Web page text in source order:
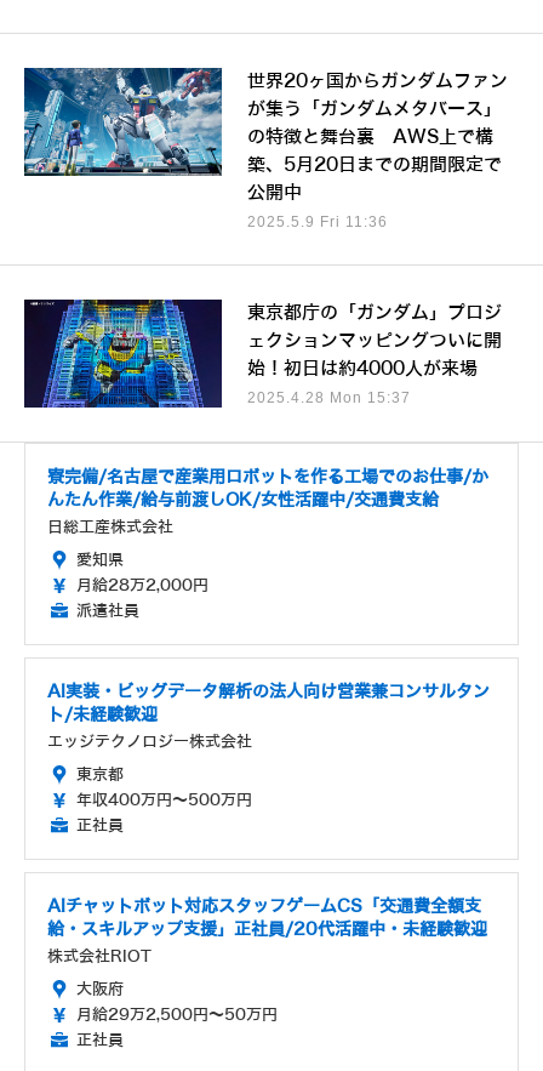
世界20ヶ国からガンダムファン
が集う「ガンダムメタバース」
の特徴と舞台裏 AWS上で構
築、5月20日までの期間限定で
公開中
2025.5.9 Fri 11:36
東京都庁の「ガンダム」プロジ
ェクションマッピングついに開
始！初日は約4000人が来場
2025.4.28 Mon 15:37
寮完備/名古屋で産業用ロボットを作る工場でのお仕事/か
んたん作業/給与前渡しOK/女性活躍中/交通費支給
日総工産株式会社
愛知県
月給28万2,000円
派遣社員
AI実装・ビッグデータ解析の法人向け営業兼コンサルタン
ト/未経験歓迎
エッジテクノロジー株式会社
東京都
年収400万円～500万円
正社員
AIチャットボット対応スタッフゲームCS「交通費全額支
給・スキルアップ支援」正社員/20代活躍中・未経験歓迎
株式会社RIOT
大阪府
月給29万2,500円～50万円
正社員